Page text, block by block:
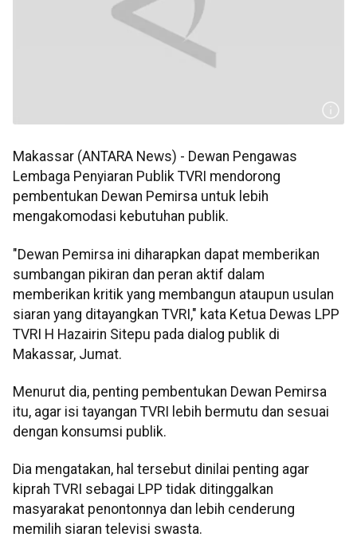
Makassar (ANTARA News) - Dewan Pengawas
Lembaga Penyiaran Publik TVRI mendorong
pembentukan Dewan Pemirsa untuk lebih
mengakomodasi kebutuhan publik.
"Dewan Pemirsa ini diharapkan dapat memberikan
sumbangan pikiran dan peran aktif dalam
memberikan kritik yang membangun ataupun usulan
siaran yang ditayangkan TVRI," kata Ketua Dewas LPP
TVRI H Hazairin Sitepu pada dialog publik di
Makassar, Jumat.
Menurut dia, penting pembentukan Dewan Pemirsa
itu, agar isi tayangan TVRI lebih bermutu dan sesuai
dengan konsumsi publik.
Dia mengatakan, hal tersebut dinilai penting agar
kiprah TVRI sebagai LPP tidak ditinggalkan
masyarakat penontonnya dan lebih cenderung
memilih siaran televisi swasta.